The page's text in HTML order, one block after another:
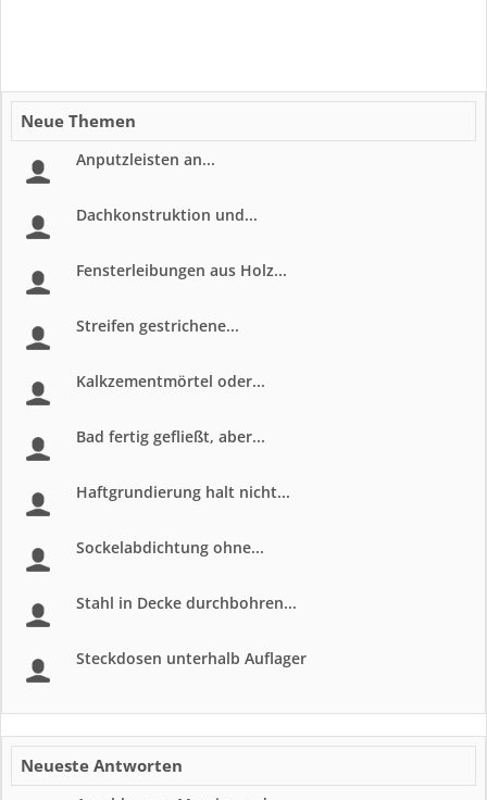
Neue Themen
Anputzleisten an...
Dachkonstruktion und...
Fensterleibungen aus Holz...
Streifen gestrichene...
Kalkzementmörtel oder...
Bad fertig gefließt, aber...
Haftgrundierung halt nicht...
Sockelabdichtung ohne...
Stahl in Decke durchbohren...
Steckdosen unterhalb Auflager
Neueste Antworten